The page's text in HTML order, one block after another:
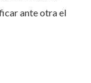
ante otra el